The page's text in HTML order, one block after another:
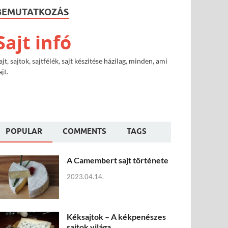
infó
sajtok, sajtfélék, sajt készitése házilag, minden, ami
POPULAR COMMENTS TAGS
A Camembert sajt története
2023.04.14.
Kéksajtok – A kékpenészes